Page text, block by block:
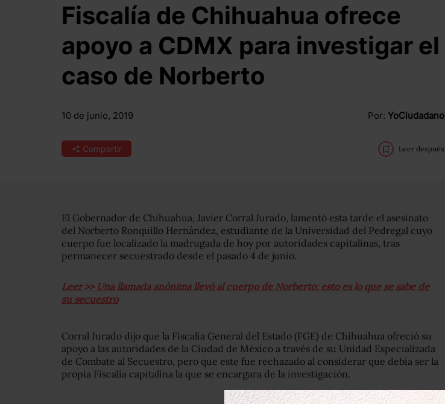
Fiscalía de Chihuahua ofrece
apoyo a CDMX para investigar el
caso de Norberto
10 de junio, 2019 Por: YoCiudadano
Compartir Leer después
El Gobernador de Chihuahua, Javier Corral Jurado, lamentó esta tarde el asesinato
del Norberto Ronquillo Hernández, estudiante de la Universidad del Pedregal cuyo
cuerpo fue localizado la madrugada de hoy por autoridades capitalinas, tras
permanecer secuestrado desde el pasado 4 de junio.
Leer >> Una llamada anónima llevó al cuerpo de Norberto: esto es lo que se sabe de
su secuestro
Corral Jurado dijo que la Fiscalía General del Estado (FGE) de Chihuahua ofreció su
apoyo a las autoridades de la Ciudad de México a través de su Unidad Especializada
de Combate al Secuestro, pero que este fue rechazado al considerar que debía ser la
propia Fiscalía capitalina la que se encargara de la investigación.